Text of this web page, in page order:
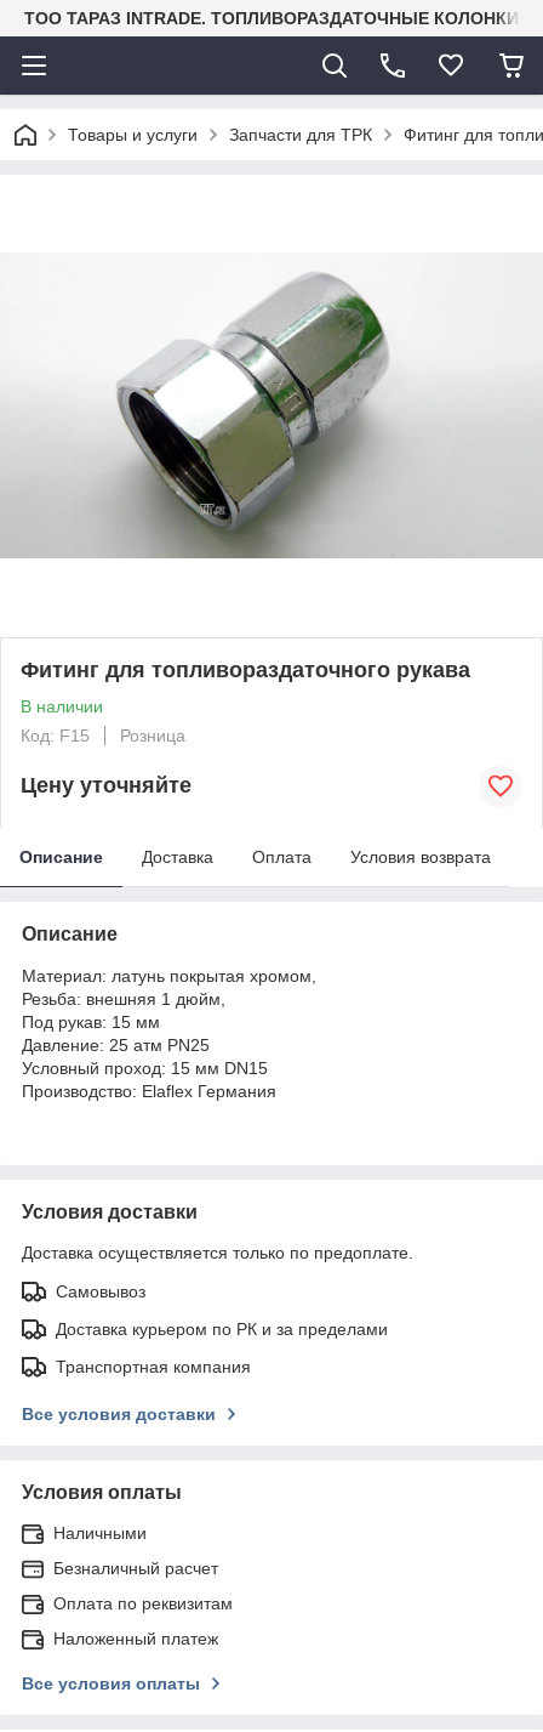
TOO ТАРАЗ INTRADE. ТОПЛИВОРАЗДАТОЧНЫЕ КОЛОНКИ
Товары и услуги Запчасти для ТРК Фитинг для
Фитинг для топливораздаточного рукава
В наличии
Код: F15
Розница
Цену уточняйте
Описание Доставка Оплата Условия возврата
Описание
Материал: латунь покрытая хромом,
Резьба: внешняя 1 дюйм,
Под рукав: 15 мм
Давление: 25 атм PN25
Условный проход: 15 мм DN15
Производство: Elaflex Германия
Условия доставки
Доставка осуществляется только по предоплате.
Самовывоз
Доставка курьером по РК и за пределами
Транспортная компания
Все условия доставки
Условия оплаты
Наличными
Безналичный расчет
Оплата по реквизитам
Наложенный платеж
Все условия оплаты